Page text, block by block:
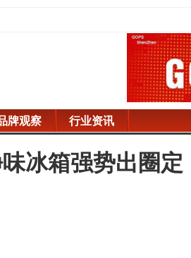
牌观察 行业资讯
冰箱强势出圈定